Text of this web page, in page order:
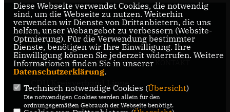
Politik in und um Leopoldshöhe
IMPRESSUM DATENSCHUTZ
CDU Kreisverband Lippe
CDU Nordrhein-Westfalen
Diese Webseite verwendet Cookies, die notwendig
sind, um die Webseite zu nutzen. Weiterhin
verwenden wir Dienste von Drittanbietern, die uns
helfen, unser Webangebot zu verbessern (Website-
Optmierung). Für die Verwendung bestimmter
Dienste, benötigen wir Ihre Einwilligung. Ihre
Einwilligung können Sie jederzeit widerrufen. Weitere
Informationen finden Sie in unserer
Datenschutzerklärung.
Technisch notwendige Cookies (Übersicht)
Die notwendigen Cookies werden allein für den
ordnungsgemäßen Gebrauch der Webseite benötigt.